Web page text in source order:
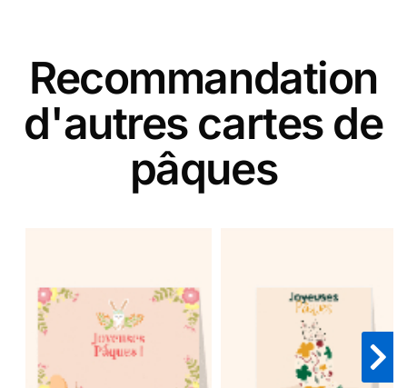
Recommandation
d'autres cartes de
pâques